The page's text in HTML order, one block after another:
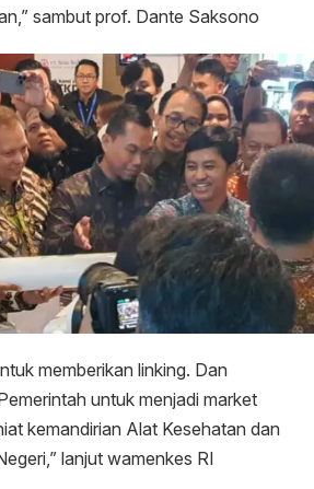
sambut prof. Dante Saksono
memberikan linking. Dan
untuk menjadi market
kemandirian Alat Kesehatan dan
lanjut wamenkes RI